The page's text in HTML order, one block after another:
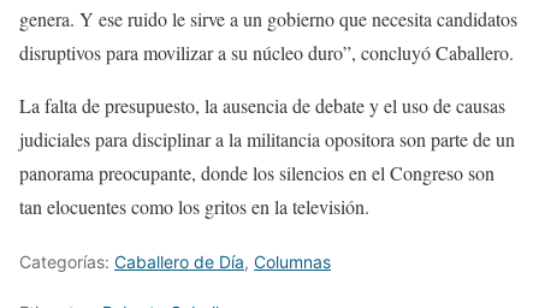
genera. Y ese ruido le sirve a un gobierno que necesita candidatos
disruptivos para movilizar a su núcleo duro”, concluyó Caballero.
La falta de presupuesto, la ausencia de debate y el uso de causas
judiciales para disciplinar a la militancia opositora son parte de un
panorama preocupante, donde los silencios en el Congreso son
tan elocuentes como los gritos en la televisión.
Categorías: Caballero de Día, Columnas